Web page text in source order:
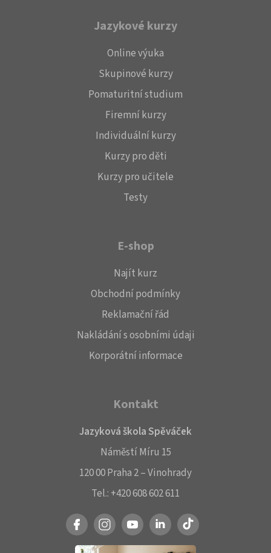
Jazykové kurzy
Online výuka
Skupinové kurzy
Pomaturitní studium
Firemní kurzy
Individuální kurzy
Kurzy pro děti
Kurzy pro učitele
Testy
E-shop
Najít kurz
Obchodní podmínky
Reklamační řád
Nakládání s osobními údaji
Korporátní informace
Kontakt
Jazyková škola Spěváček
Náměstí Míru 15
120 00 Praha 2 – Vinohrady
Tel.: +420 608 602 611